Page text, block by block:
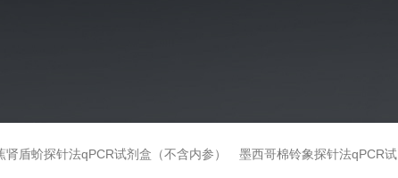
肾盾蚧探针法qPCR试剂盒（不含内参） 墨西哥棉铃象探针法qPCR试剂盒（不含内参）